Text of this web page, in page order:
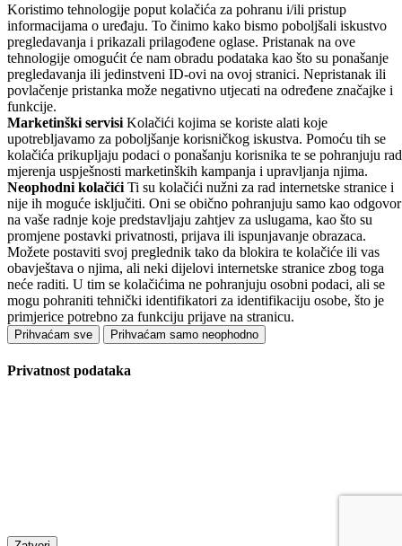
Koristimo tehnologije poput kolačića za pohranu i/ili pristup
informacijama o uređaju. To činimo kako bismo poboljšali iskustvo
pregledavanja i prikazali prilagođene oglase. Pristanak na ove
tehnologije omogućit će nam obradu podataka kao što su ponašanje
pregledavanja ili jedinstveni ID-ovi na ovoj stranici. Nepristanak ili
povlačenje pristanka može negativno utjecati na određene značajke i
funkcije.
Marketinški servisi Kolačići kojima se koriste alati koje
upotrebljavamo za poboljšanje korisničkog iskustva. Pomoću tih se
kolačića prikupljaju podaci o ponašanju korisnika te se pohranjuju
mjerenja uspješnosti marketinških kampanja i upravljanja njima.
Neophodni kolačići Ti su kolačići nužni za rad internetske stranice i
nije ih moguće isključiti. Oni se obično pohranjuju samo kao odgovor
na vaše radnje koje predstavljaju zahtjev za uslugama, kao što su
promjene postavki privatnosti, prijava ili ispunjavanje obrazaca.
Možete postaviti svoj preglednik tako da blokira te kolačiće ili vas
obavještava o njima, ali neki dijelovi internetske stranice zbog toga
neće raditi. U tim se kolačićima ne pohranjuju osobni podaci, ali se
mogu pohraniti tehnički identifikatori za identifikaciju osobe, što je
primjerice potrebno za funkciju prijave na stranicu.
Prihvaćam sve Prihvaćam samo neophodno
Privatnost podataka